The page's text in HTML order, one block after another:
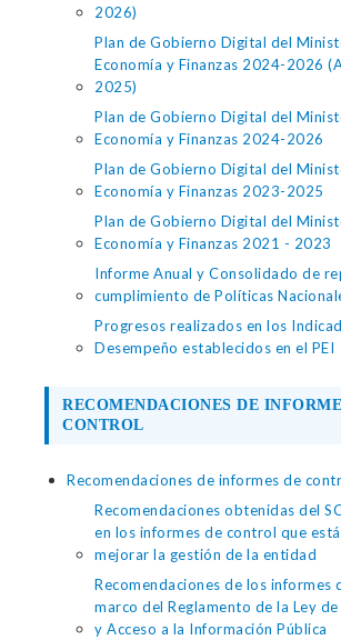
2026)
Plan de Gobierno Digital del
Economía y Finanzas 2024-2026
2025)
Plan de Gobierno Digital del
Economía y Finanzas 2024-2026
Plan de Gobierno Digital del
Economía y Finanzas 2023-2025
Plan de Gobierno Digital del
Economía y Finanzas 2021 - 2023
Informe Anual y Consolidado de
cumplimiento de Políticas
Progresos realizados en los
Desempeño establecidos en el PEI
RECOMENDACIONES DE
CONTROL
Recomendaciones de informes de
Recomendaciones obtenidas del
en los informes de control que
mejorar la gestión de la entidad
Recomendaciones de los informes
marco del Reglamento de la Ley
y Acceso a la Información Pública